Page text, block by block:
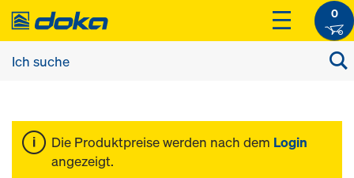
0
Die Produktpreise werden nach dem Login
angezeigt.